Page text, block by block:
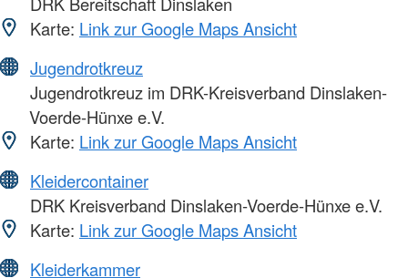
Karte: Link zur Google Maps Ansicht
Jugendrotkreuz
Jugendrotkreuz im DRK-Kreisverband Dinslaken-
Voerde-Hünxe e.V.
Karte: Link zur Google Maps Ansicht
Kleidercontainer
DRK Kreisverband Dinslaken-Voerde-Hünxe e.V.
Karte: Link zur Google Maps Ansicht
Kleiderkammer